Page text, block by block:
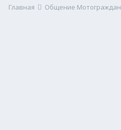
Главная Общение Мотограждан